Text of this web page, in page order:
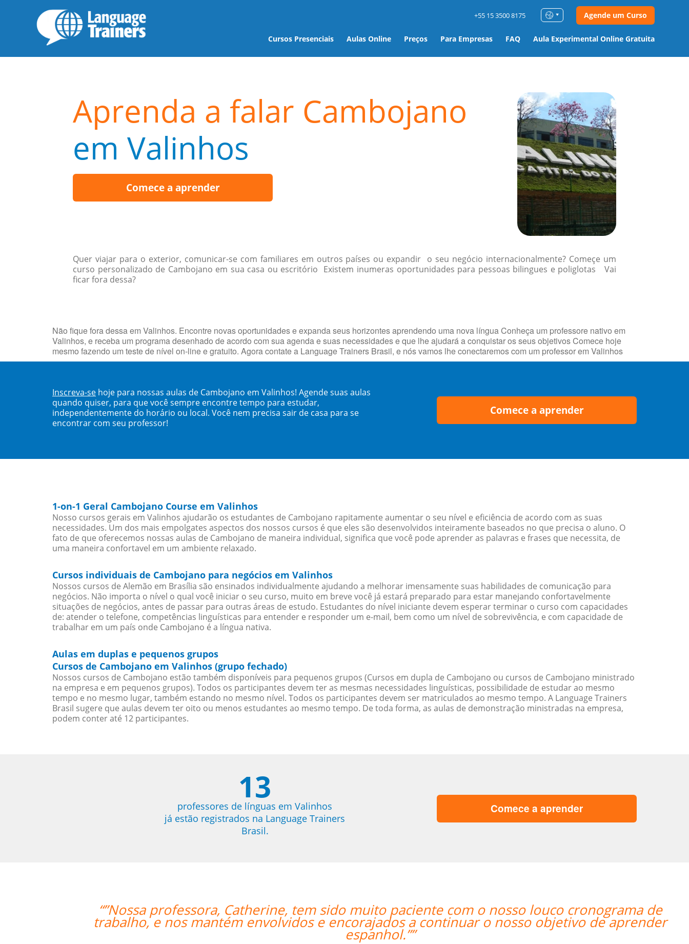
Cursos Presenciais Aulas Online Preços Para Empresas FAQ Aula Experimental Online Gratuita
+55 15 3500 8175 Agende um Curso
Aprenda a falar Cambojano
em Valinhos
Comece a aprender
Quer viajar para o exterior, comunicar-se com familiares em outros países ou expandir o seu negócio internacionalmente? Começe um
curso personalizado de Cambojano em sua casa ou escritório Existem inumeras oportunidades para pessoas bilingues e poliglotas Vai
ficar fora dessa?
Não fique fora dessa em Valinhos. Encontre novas oportunidades e expanda seus horizontes aprendendo uma nova língua Conheça um professore nativo em
Valinhos, e receba um programa desenhado de acordo com sua agenda e suas necessidades e que lhe ajudará a conquistar os seus objetivos Comece hoje
mesmo fazendo um teste de nível on-line e gratuito. Agora contate a Language Trainers Brasil, e nós vamos lhe conectaremos com um professor em Valinhos
Inscreva-se hoje para nossas aulas de Cambojano em Valinhos! Agende suas aulas
quando quiser, para que você sempre encontre tempo para estudar,
independentemente do horário ou local. Você nem precisa sair de casa para se
encontrar com seu professor!
Comece a aprender
1-on-1 Geral Cambojano Course em Valinhos
Nosso cursos gerais em Valinhos ajudarão os estudantes de Cambojano rapitamente aumentar o seu nível e eficiência de acordo com as suas
necessidades. Um dos mais empolgates aspectos dos nossos cursos é que eles são desenvolvidos inteiramente baseados no que precisa o aluno. O
fato de que oferecemos nossas aulas de Cambojano de maneira individual, significa que você pode aprender as palavras e frases que necessita, de
uma maneira confortavel em um ambiente relaxado.
Cursos individuais de Cambojano para negócios em Valinhos
Nossos cursos de Alemão em Brasília são ensinados individualmente ajudando a melhorar imensamente suas habilidades de comunicação para
negócios. Não importa o nível o qual você iniciar o seu curso, muito em breve você já estará preparado para estar manejando confortavelmente
situações de negócios, antes de passar para outras áreas de estudo. Estudantes do nível iniciante devem esperar terminar o curso com capacidades
de: atender o telefone, competências linguísticas para entender e responder um e-mail, bem como um nível de sobrevivência, e com capacidade de
trabalhar em um país onde Cambojano é a língua nativa.
Aulas em duplas e pequenos grupos
Cursos de Cambojano em Valinhos (grupo fechado)
Nossos cursos de Cambojano estão também disponíveis para pequenos grupos (Cursos em dupla de Cambojano ou cursos de Cambojano ministrado
na empresa e em pequenos grupos). Todos os participantes devem ter as mesmas necessidades linguísticas, possibilidade de estudar ao mesmo
tempo e no mesmo lugar, também estando no mesmo nível. Todos os participantes devem ser matriculados ao mesmo tempo. A Language Trainers
Brasil sugere que aulas devem ter oito ou menos estudantes ao mesmo tempo. De toda forma, as aulas de demonstração ministradas na empresa,
podem conter até 12 participantes.
13
professores de línguas em Valinhos
já estão registrados na Language Trainers
Brasil.
Comece a aprender
Catherine, tem sido muito paciente com o nosso louco cronograma de
envolvidos e encorajados a continuar o nosso objetivo de aprender
espanhol.””
“”I am very